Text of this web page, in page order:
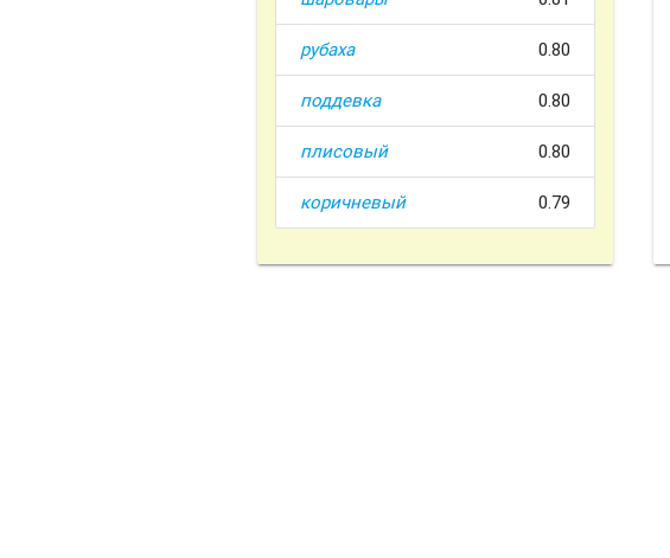
рубаха 0.80
поддевка 0.80
плисовый 0.80
коричневый 0.79